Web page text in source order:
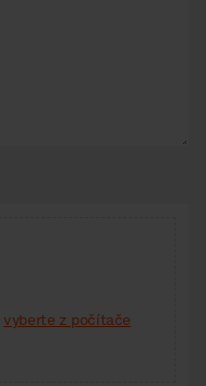
vyberte z počítače